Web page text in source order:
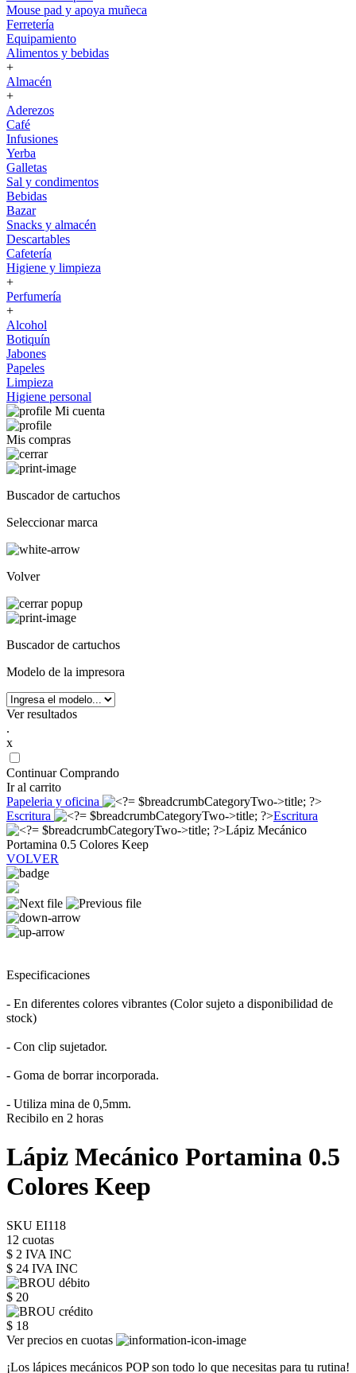
Mouse pad y apoya muñeca
Ferretería
Equipamiento
Alimentos y bebidas
+
Almacén
+
Aderezos
Café
Infusiones
Yerba
Galletas
Sal y condimentos
Bebidas
Bazar
Snacks y almacén
Descartables
Cafetería
Higiene y limpieza
+
Perfumería
+
Alcohol
Botiquín
Jabones
Papeles
Limpieza
Higiene personal
Mi cuenta
Mis compras
Buscador de cartuchos
Seleccionar marca
Volver
Buscador de cartuchos
Modelo de la impresora
Ver resultados
.
x
Continuar Comprando
Ir al carrito
Papeleria y oficina
Escritura
Escritura
Lápiz Mecánico
Portamina 0.5 Colores Keep
VOLVER
Especificaciones
- En diferentes colores vibrantes (Color sujeto a disponibilidad de
stock)
- Con clip sujetador.
- Goma de borrar incorporada.
- Utiliza mina de 0,5mm.
Recibilo en 2 horas
Lápiz Mecánico Portamina 0.5
Colores Keep
SKU EI118
12 cuotas
$ 2 IVA INC
$ 24 IVA INC
$ 20
$ 18
Ver precios en cuotas
¡Los lápices mecánicos POP son todo lo que necesitas para tu rutina!